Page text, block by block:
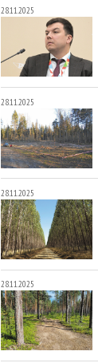
28.11.2025
28.11.2025
28.11.2025
28.11.2025